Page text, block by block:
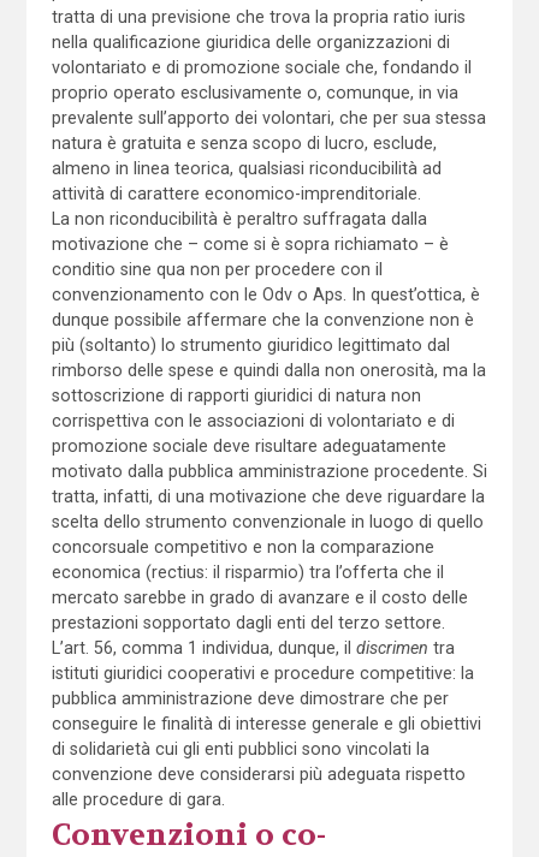
tratta di una previsione che trova la propria ratio iuris
nella qualificazione giuridica delle organizzazioni di
volontariato e di promozione sociale che, fondando il
proprio operato esclusivamente o, comunque, in via
prevalente sull’apporto dei volontari, che per sua stessa
natura è gratuita e senza scopo di lucro, esclude,
almeno in linea teorica, qualsiasi riconducibilità ad
attività di carattere economico-imprenditoriale.
La non riconducibilità è peraltro suffragata dalla
motivazione che – come si è sopra richiamato – è
conditio sine qua non per procedere con il
convenzionamento con le Odv o Aps. In quest’ottica, è
dunque possibile affermare che la convenzione non è
più (soltanto) lo strumento giuridico legittimato dal
rimborso delle spese e quindi dalla non onerosità, ma la
sottoscrizione di rapporti giuridici di natura non
corrispettiva con le associazioni di volontariato e di
promozione sociale deve risultare adeguatamente
motivato dalla pubblica amministrazione procedente. Si
tratta, infatti, di una motivazione che deve riguardare la
scelta dello strumento convenzionale in luogo di quello
concorsuale competitivo e non la comparazione
economica (rectius: il risparmio) tra l’offerta che il
mercato sarebbe in grado di avanzare e il costo delle
prestazioni sopportato dagli enti del terzo settore.
L’art. 56, comma 1 individua, dunque, il discrimen tra
istituti giuridici cooperativi e procedure competitive: la
pubblica amministrazione deve dimostrare che per
conseguire le finalità di interesse generale e gli obiettivi
di solidarietà cui gli enti pubblici sono vincolati la
convenzione deve considerarsi più adeguata rispetto
alle procedure di gara.
Convenzioni o co-